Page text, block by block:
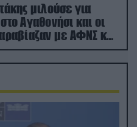
μιλούσε για
Αγαθονήσι και οι
με ΑΦΝΣ και